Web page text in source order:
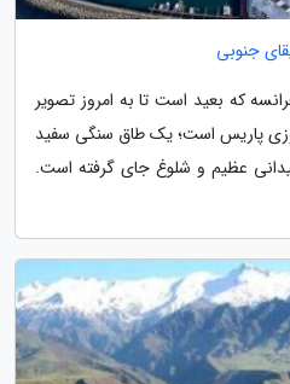
جنوبی
که بعید است تا به امروز تصویر
پاریس است؛ یک طاق سنگی سفید
در میان میدانی عظیم و شلوغ جای گرفته است.